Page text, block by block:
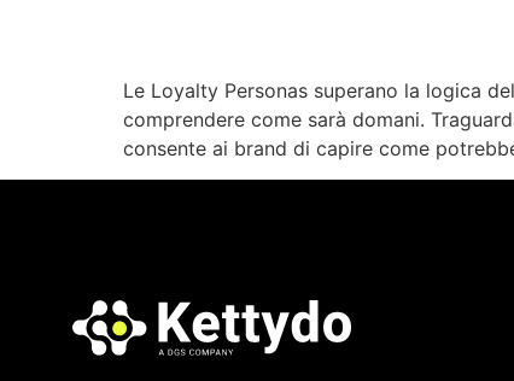
Le Loyalty Personas superano la logica
comprendere come sarà domani.
consente ai brand di capire come